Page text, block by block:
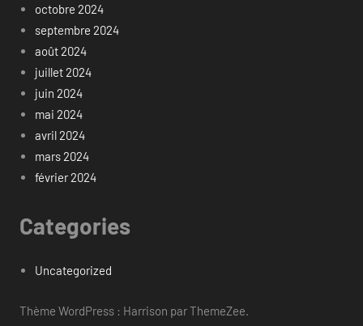
octobre 2024
septembre 2024
août 2024
juillet 2024
juin 2024
mai 2024
avril 2024
mars 2024
février 2024
Categories
Uncategorized
Thème WordPress : Harrison par ThemeZee.